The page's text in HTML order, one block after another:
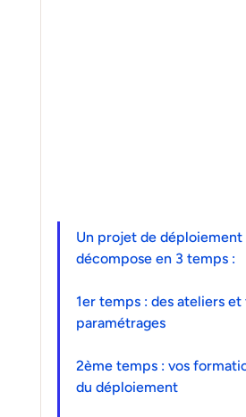
Un projet de déploiement
décompose en 3 temps :
1er temps : des ateliers et
paramétrages
2ème temps : vos
du déploiement